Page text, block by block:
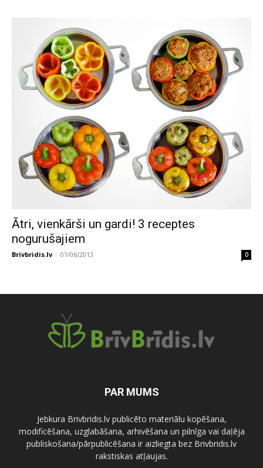
Ātri, vienkārši un gardi! 3 receptes
nogurušajiem
Brivbridis.lv - 01/06/2013 0
PAR MUMS
Jebkura Brivbridis.lv publicēto materiālu kopēšana,
modificēšana, uzglabāšana, arhivēšana un pilnīga vai daļēja
publiskošana/pārpublicēšana ir aizliegta bez Brivbridis.lv
rakstiskas atļaujas.